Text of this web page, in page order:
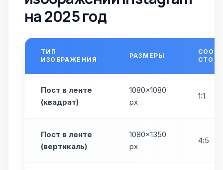
на 2025 год
ТИП
ИЗОБРАЖЕНИЯ
РАЗМЕРЫ
Пост в ленте
(квадрат)
1080×1080
px
1:1
Пост в ленте
(вертикаль)
1080×1350
px
4:5